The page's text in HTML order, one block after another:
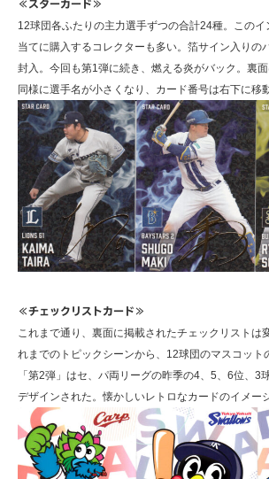
≪スターカード≫
12球団各ふたりの主力選手ずつの合計24種。このイ
当てに購入するコレクターも多い。箔サイン入りの
封入。今回も第1弾に続き、燃える炎がバック。裏
同様に選手名が小さくなり、カード番号は右下に移動
≪チェックリストカード≫
これまで通り、裏面に掲載されたチェックリストは
れまでのトピックシーンから、12球団のマスコット
「第2弾」はセ、パ両リーグの昨季の4、5、6位、3
デザインされた。懐かしいレトロなカードのイメー